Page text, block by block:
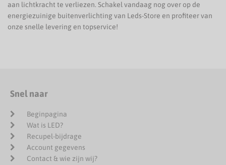
aan lichtkracht te verliezen. Schakel vandaag nog over op de
energiezuinige buitenverlichting van Leds-Store en profiteer van
onze snelle levering en topservice!
Snel naar
Beginpagina
Wat is LED?
Recupel-bijdrage
Account gegevens
Contact & wie zijn wij?